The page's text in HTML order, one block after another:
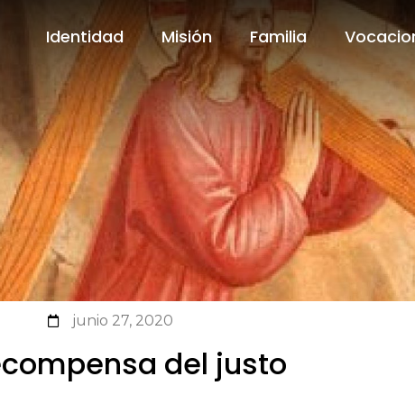
Identidad Misión Familia
Identidad Misión Familia
junio 27, 2020
del justo